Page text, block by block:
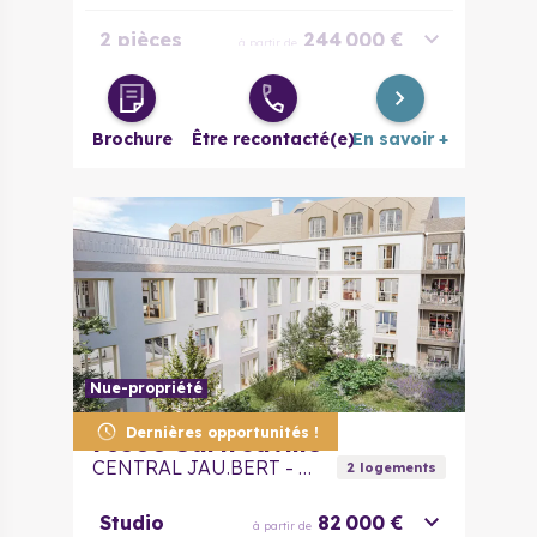
2 pièces à partir de 244 000 €
4 pièces à partir de 525 000 €
Brochure Être recontacté(e)En savoir +
Dernières opportunités !
Nue-propriété
78500 Sartrouville
CENTRAL JAU.BERT - Nue Propriété 2logements
Studio à partir de 82 000 €